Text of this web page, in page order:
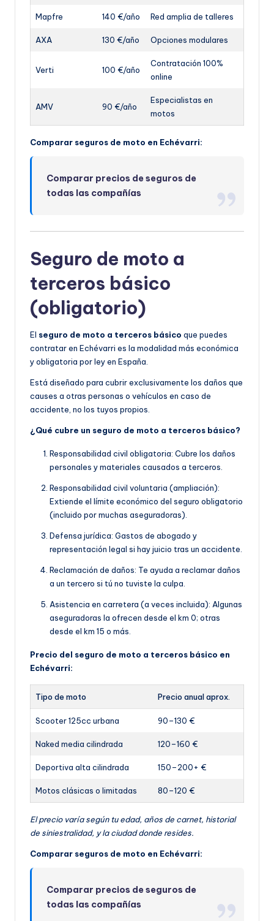
Mapfre 140 €/año Red amplia de talleres
AXA 130 €/año Opciones modulares
Verti 100 €/año
Contratación 100%
online
AMV 90 €/año
Especialistas en
motos
Comparar seguros de moto en Echévarri:
Comparar precios de seguros de
todas las compañías
Seguro de moto a
terceros básico
(obligatorio)
El seguro de moto a terceros básico que puedes
contratar en Echévarri es la modalidad más económica
y obligatoria por ley en España.
Está diseñado para cubrir exclusivamente los daños que
causes a otras personas o vehículos en caso de
accidente, no los tuyos propios.
¿Qué cubre un seguro de moto a terceros básico?
Responsabilidad civil obligatoria: Cubre los daños
personales y materiales causados a terceros.
Responsabilidad civil voluntaria (ampliación):
Extiende el límite económico del seguro obligatorio
(incluido por muchas aseguradoras).
Defensa jurídica: Gastos de abogado y
representación legal si hay juicio tras un accidente.
Reclamación de daños: Te ayuda a reclamar daños
a un tercero si tú no tuviste la culpa.
Asistencia en carretera (a veces incluida): Algunas
aseguradoras la ofrecen desde el km 0; otras
desde el km 15 o más.
Precio del seguro de moto a terceros básico en
Echévarri:
Tipo de moto Precio anual aprox.
Scooter 125cc urbana 90–130 €
Naked media cilindrada 120–160 €
Deportiva alta cilindrada 150–200+ €
Motos clásicas o limitadas 80–120 €
El precio varía según tu edad, años de carnet, historial
de siniestralidad, y la ciudad donde resides.
Comparar seguros de moto en Echévarri:
Comparar precios de seguros de
todas las compañías